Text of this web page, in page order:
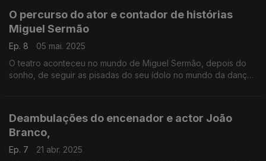
O percurso do ator e contador de histórias
Miguel Sermão
Ep. 8
05 mai. 2025
O teatro aconteceu no mundo de Miguel Sermão, depois do
sonho, de seguir as pisadas do seu ídolo no mundo da dança,
Deambulações do encenador e actor João
Branco,
Ep. 7
21 abr. 2025